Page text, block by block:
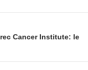
Cancer Institute: le